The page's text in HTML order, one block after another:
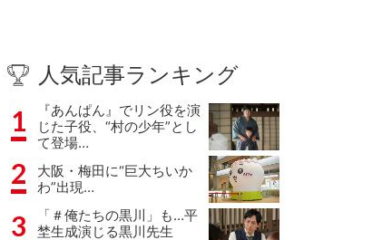
人気記事ランキング
1
『あんぱん』でリン役を演
じた子役、“村の少年”とし
て登場…
2
大阪・梅田に“巨大ちいか
わ”出現…
3
「＃俺たちの黒川」も…平
埜生成演じる黒川先生